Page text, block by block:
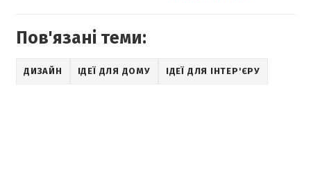
Пов'язані теми:
ДИЗАЙН ІДЕЇ ДЛЯ ДОМУ ІДЕЇ ДЛЯ ІНТЕР'ЄРУ